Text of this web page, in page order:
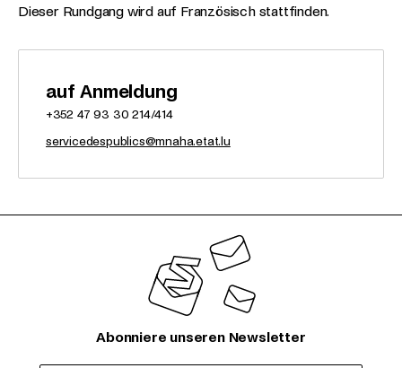
Dieser Rundgang wird auf Französisch stattfinden.
auf Anmeldung
+352 47 93 30 214/414
servicedespublics@mnaha.etat.lu
Abonniere unseren Newsletter